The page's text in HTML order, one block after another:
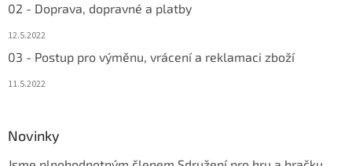
02 - Doprava, dopravné a platby
12.5.2022
03 - Postup pro výměnu, vrácení a reklamaci zboží
11.5.2022
Novinky